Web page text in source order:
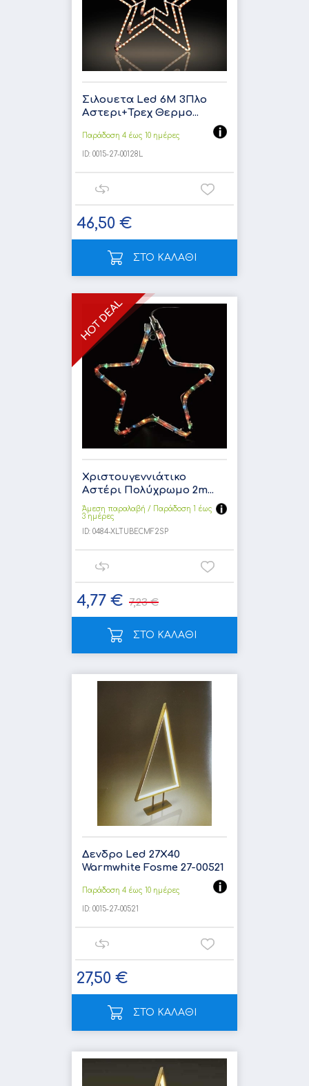
Σιλουετα Led 6Μ 3Πλο
Αστερι+Τρεχ Θερμο...
Παράδοση 4 έως 10 ημέρες
ID: 0015-27-00128L
46,50 €
ΣΤΟ ΚΑΛΑΘΙ
Χριστουγεννιάτικο
Αστέρι Πολύχρωμο 2m...
Άμεση παραλαβή / Παράδoση 1 έως
3 ημέρες
ID: 0484-XLTUBECMF2SP
4,77 € 7,23 €
ΣΤΟ ΚΑΛΑΘΙ
Δενδρο Led 27X40
Warmwhite Fosme 27-00521
Παράδοση 4 έως 10 ημέρες
ID: 0015-27-00521
27,50 €
ΣΤΟ ΚΑΛΑΘΙ